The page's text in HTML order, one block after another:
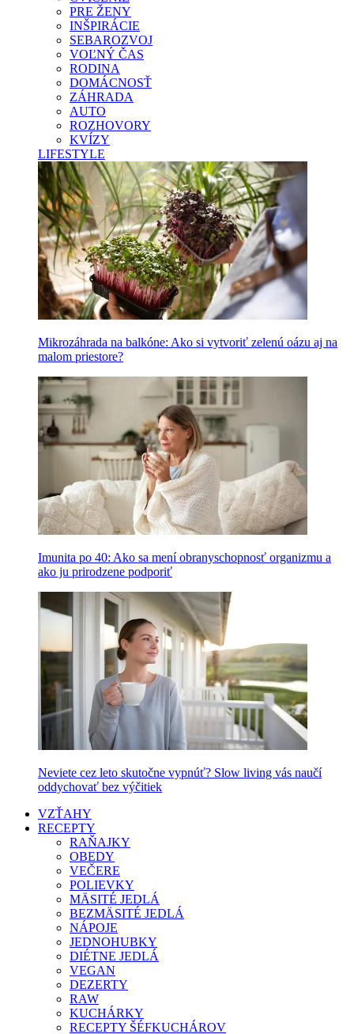
PRE ŽENY
INŠPIRÁCIE
SEBAROZVOJ
VOĽNÝ ČAS
RODINA
DOMÁCNOSŤ
ZÁHRADA
AUTO
ROZHOVORY
KVÍZY
LIFESTYLE
Mikrozáhrada na balkóne: Ako si vytvoriť zelenú oázu aj na
malom priestore?
Imunita po 40: Ako sa mení obranyschopnosť organizmu a
ako ju prirodzene podporiť
Neviete cez leto skutočne vypnúť? Slow living vás naučí
oddychovať bez výčitiek
VZŤAHY
RECEPTY
RAŇAJKY
OBEDY
VEČERE
POLIEVKY
MÄSITÉ JEDLÁ
BEZMÄSITÉ JEDLÁ
NÁPOJE
JEDNOHUBKY
DIÉTNE JEDLÁ
VEGAN
DEZERTY
RAW
KUCHÁRKY
RECEPTY ŠÉFKUCHÁROV